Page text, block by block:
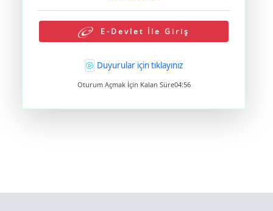
E-Devlet İle Giriş
Duyurular için tıklayınız
Oturum Açmak İçin Kalan Süre04:56